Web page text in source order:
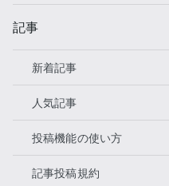
記事
新着記事
人気記事
投稿機能の使い方
記事投稿規約